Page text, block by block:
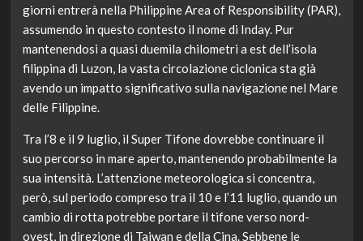
giorni entrerà nella Philippine Area of Responsibility (PAR),
assumendo in questo contesto il nome di Inday. Pur
mantenendosi a quasi duemila chilometri a est dell’isola
filippina di Luzon, la vasta circolazione ciclonica sta già
avendo un impatto significativo sulla navigazione nel Mare
delle Filippine.
Tra l’8 e il 9 luglio, il Super Tifone dovrebbe continuare il
suo percorso in mare aperto, mantenendo probabilmente la
sua intensità. L’attenzione meteorologica si concentra,
però, sul periodo compreso tra il 10 e l’11 luglio, quando un
cambio di rotta potrebbe portare il tifone verso nord-
ovest, in direzione di Taiwan e della Cina. Sebbene le